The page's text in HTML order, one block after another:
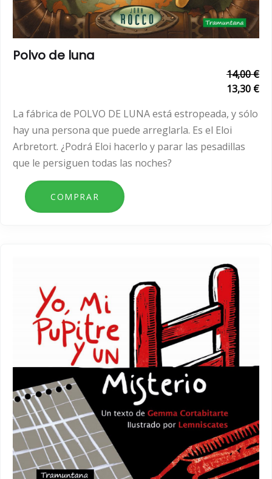
Polvo de luna
14,00 €
13,30 €
La fábrica de POLVO DE LUNA está estropeada, y sólo
hay una persona que puede arreglarla. Es el Eloi
Arbretort. ¿Podrá Eloi hacerlo y parar las pesadillas
que le persiguen todas las noches?